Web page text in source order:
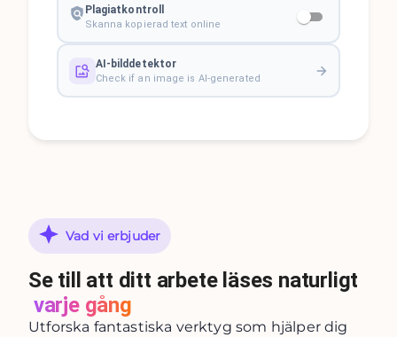
Plagiatkontroll
Skanna kopierad text online
AI-bilddetektor
Check if an image is AI-generated
Vad vi erbjuder
Se till att ditt arbete läses naturligt
varje gång
Utforska fantastiska verktyg som hjälper dig